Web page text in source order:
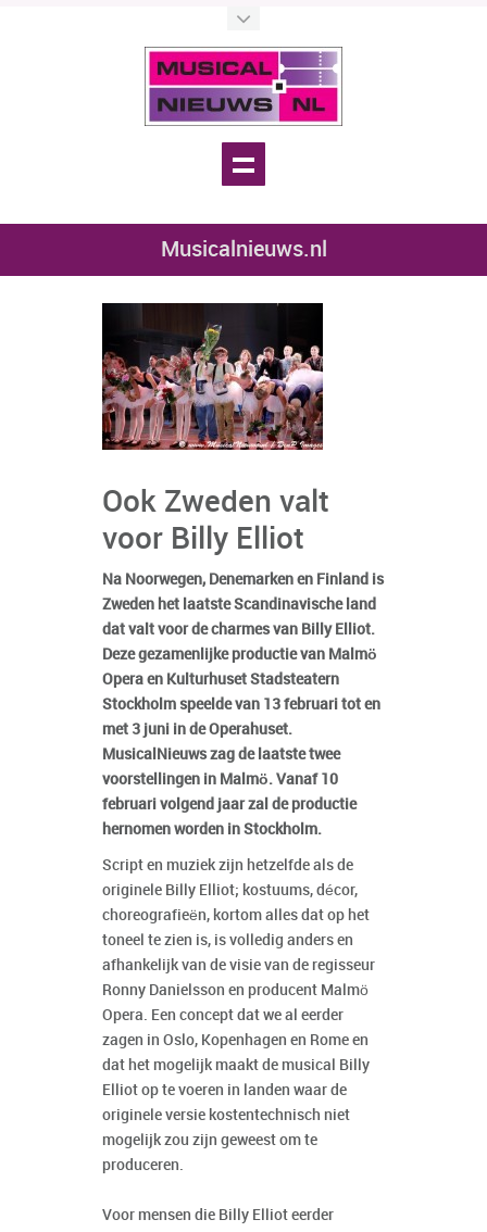
Musicalnieuws.nl
Ook Zweden valt
voor Billy Elliot
Na Noorwegen, Denemarken en Finland is
Zweden het laatste Scandinavische land
dat valt voor de charmes van Billy Elliot.
Deze gezamenlijke productie van Malmö
Opera en Kulturhuset Stadsteatern
Stockholm speelde van 13 februari tot en
met 3 juni in de Operahuset.
MusicalNieuws zag de laatste twee
voorstellingen in Malmö. Vanaf 10
februari volgend jaar zal de productie
hernomen worden in Stockholm.
Script en muziek zijn hetzelfde als de
originele Billy Elliot; kostuums, décor,
choreografieën, kortom alles dat op het
toneel te zien is, is volledig anders en
afhankelijk van de visie van de regisseur
Ronny Danielsson en producent Malmö
Opera. Een concept dat we al eerder
zagen in Oslo, Kopenhagen en Rome en
dat het mogelijk maakt de musical Billy
Elliot op te voeren in landen waar de
originele versie kostentechnisch niet
mogelijk zou zijn geweest om te
produceren.
Voor mensen die Billy Elliot eerder